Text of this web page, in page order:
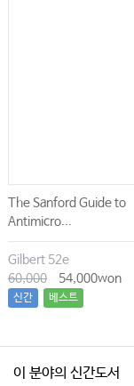
The Sanford Guide to
Antimicro...
Gilbert 52e
60,000
54,000won
신간 베스트
이 분야의 신간도서